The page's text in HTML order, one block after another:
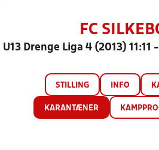
FC
U13 Drenge Liga 4 (2013)
STILLING INFO
KARANTÆNER